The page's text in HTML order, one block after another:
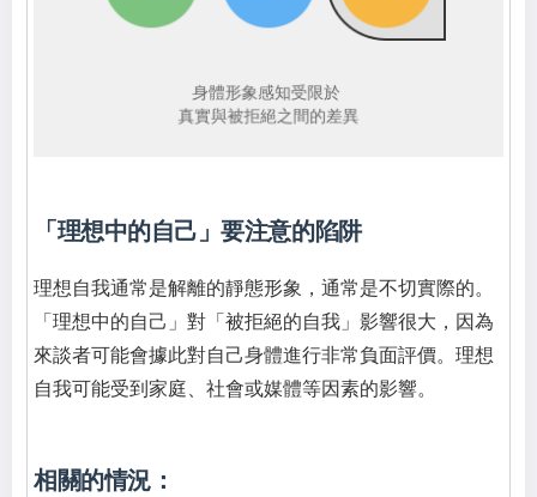
「理想中的自己」要注意的陷阱
理想自我通常是解離的靜態形象，通常是不切實際的。
「理想中的自己」對「被拒絕的自我」影響很大，因為
來談者可能會據此對自己身體進行非常負面評價。理想
自我可能受到家庭、社會或媒體等因素的影響。
相關的情況：